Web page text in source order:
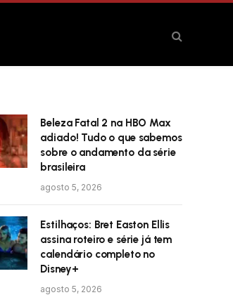
Beleza Fatal 2 na HBO Max
adiado! Tudo o que sabemos
sobre o andamento da série
brasileira
agosto 5, 2026
Estilhaços: Bret Easton Ellis
assina roteiro e série já tem
calendário completo no
Disney+
agosto 5, 2026